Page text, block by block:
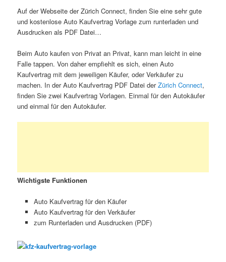
Auf der Webseite der Zürich Connect, finden Sie eine sehr gute
und kostenlose Auto Kaufvertrag Vorlage zum runterladen und
Ausdrucken als PDF Datei…
Beim Auto kaufen von Privat an Privat, kann man leicht in eine
Falle tappen. Von daher empfiehlt es sich, einen Auto
Kaufvertrag mit dem jeweiligen Käufer, oder Verkäufer zu
machen. In der Auto Kaufvertrag PDF Datei derZürich Connect,
finden Sie zwei Kaufvertrag Vorlagen. Einmal für den Autokäufer
und einmal für den Autokäufer.
Wichtigste Funktionen
Auto Kaufvertrag für den Käufer
Auto Kaufvertrag für den Verkäufer
zum Runterladen und Ausdrucken (PDF)